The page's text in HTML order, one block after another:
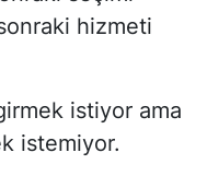
hizmeti
istiyor ama
istemiyor.